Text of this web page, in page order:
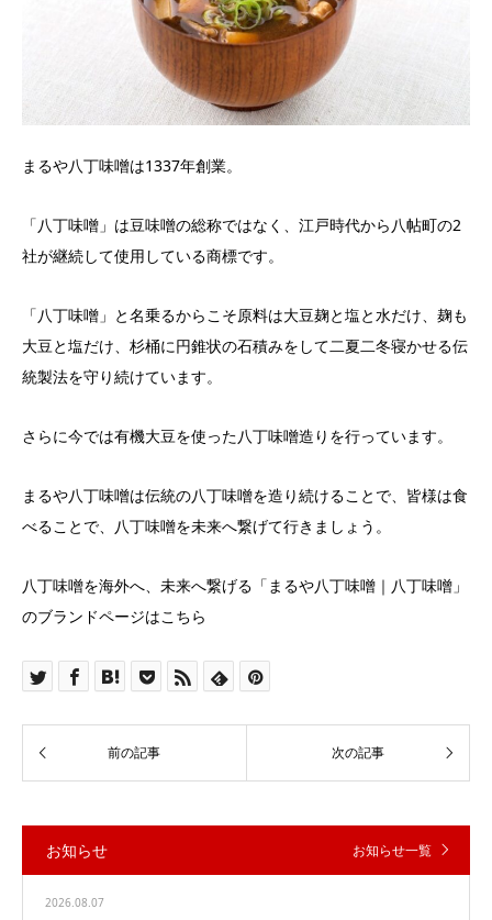
まるや八丁味噌は1337年創業。
「八丁味噌」は豆味噌の総称ではなく、江戸時代から八帖町の2
社が継続して使用している商標です。
「八丁味噌」と名乗るからこそ原料は大豆麹と塩と水だけ、麹も
大豆と塩だけ、杉桶に円錐状の石積みをして二夏二冬寝かせる伝
統製法を守り続けています。
さらに今では有機大豆を使った八丁味噌造りを行っています。
まるや八丁味噌は伝統の八丁味噌を造り続けることで、皆様は食
べることで、八丁味噌を未来へ繋げて行きましょう。
八丁味噌を海外へ、未来へ繋げる「まるや八丁味噌｜八丁味噌」
のブランドページはこちら
お知らせ お知らせ一覧
2026.08.07